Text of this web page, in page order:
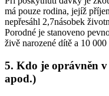
má pouze rodina, jejíž
nepřesáhl 2,7násobek
Porodné je stanoveno
živě narozené dítě a 10
5. Kdo je oprávněn
apod.)